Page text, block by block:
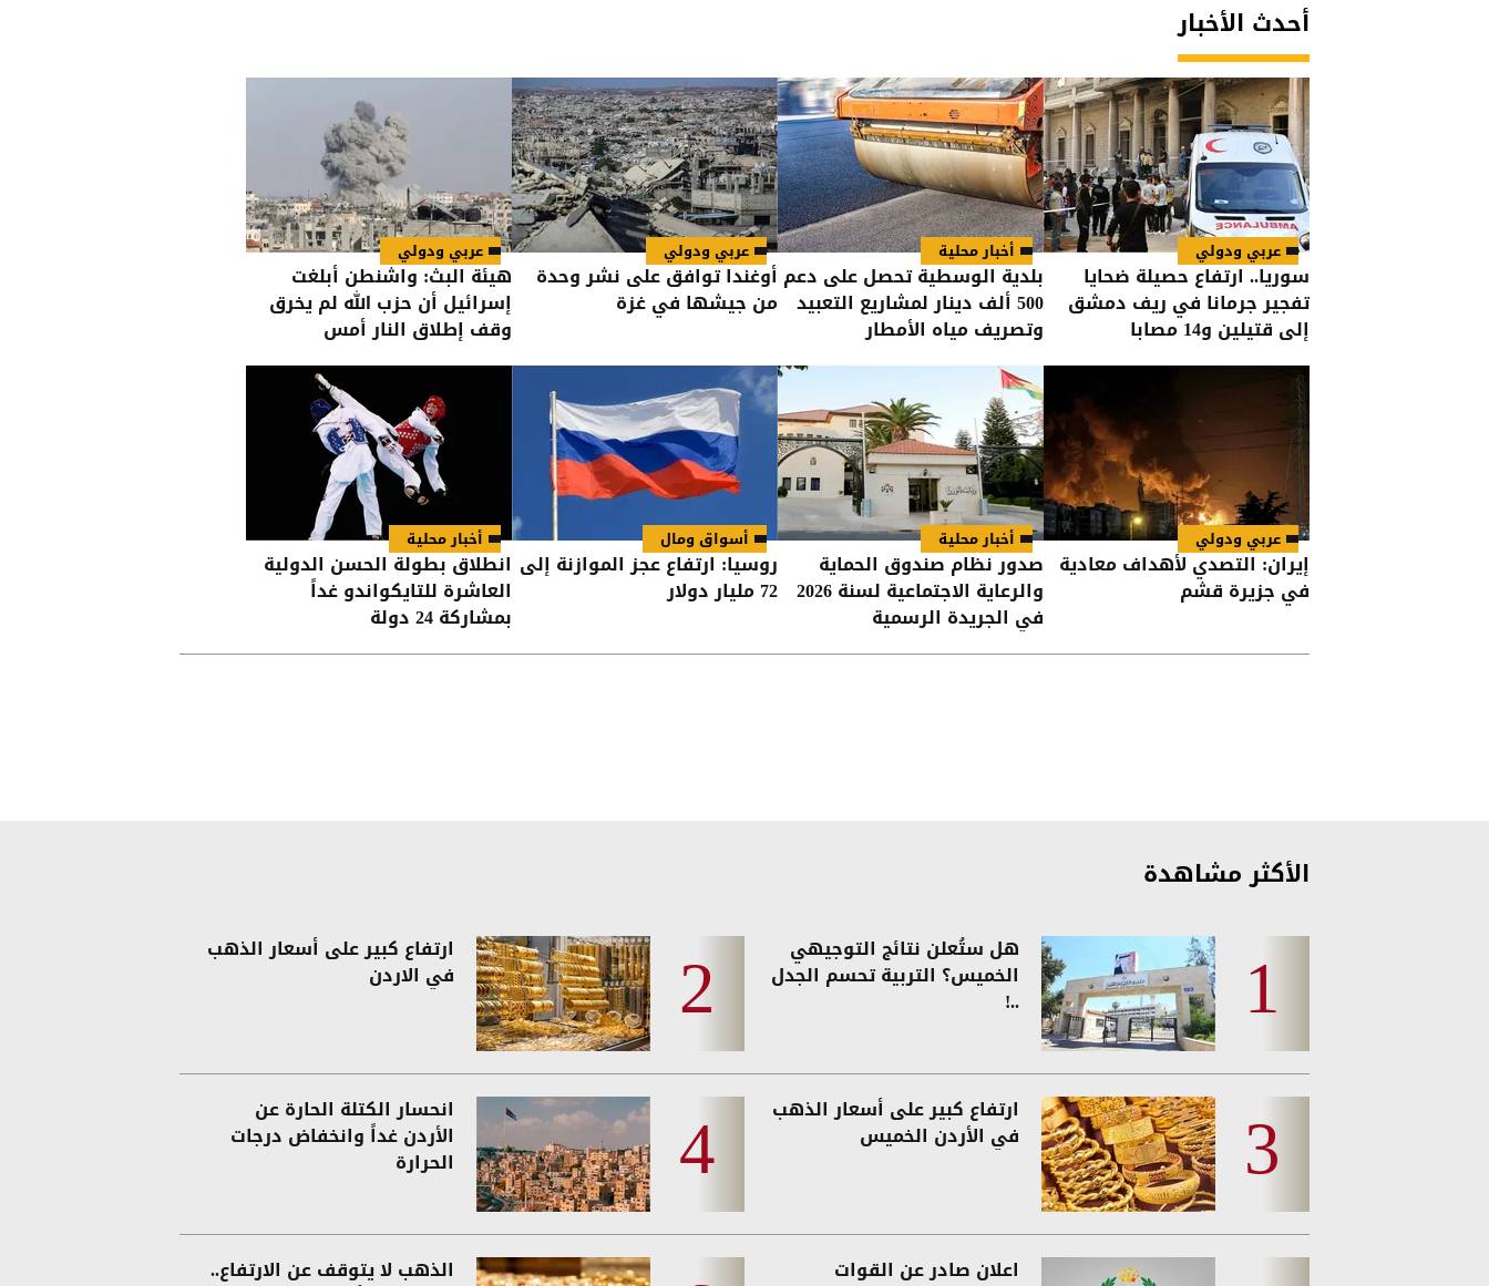
أحدث الأخبار
عربي ودولي
سوريا.. ارتفاع حصيلة ضحايا
تفجير جرمانا في ريف دمشق
إلى قتيلين و14 مصابا
أخبار محلية
بلدية الوسطية تحصل على دعم
500 ألف دينار لمشاريع التعبيد
وتصريف مياه الأمطار
عربي ودولي
أوغندا توافق على نشر وحدة
من جيشها في غزة
عربي ودولي
هيئة البث: واشنطن أبلغت
إسرائيل أن حزب الله لم يخرق
وقف إطلاق النار أمس
عربي ودولي
إيران: التصدي لأهداف معادية
في جزيرة قشم
أخبار محلية
صدور نظام صندوق الحماية
والرعاية الاجتماعية لسنة 2026
في الجريدة الرسمية
أسواق ومال
روسيا: ارتفاع عجز الموازنة إلى
72 مليار دولار
أخبار محلية
انطلاق بطولة الحسن الدولية
العاشرة للتايكواندو غداً
بمشاركة 24 دولة
الأكثر مشاهدة
هل ستُعلن نتائج التوجيهي
الخميس؟ التربية تحسم الجدل
..!
ارتفاع كبير على أسعار الذهب
في الاردن
ارتفاع كبير على أسعار الذهب
في الأردن الخميس
انحسار الكتلة الحارة عن
الأردن غداً وانخفاض درجات
الحرارة
اعلان صادر عن القوات الذهب لا يتوقف عن الارتفاع..